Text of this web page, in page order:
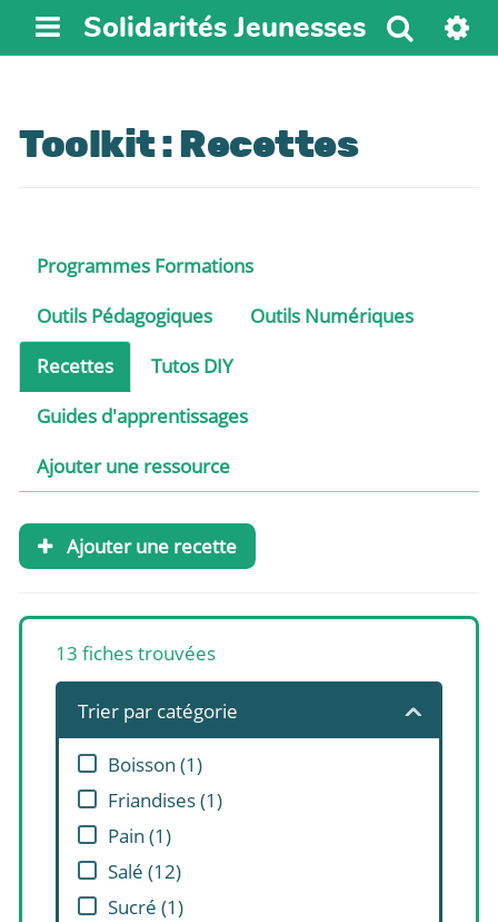
Solidarités Jeunesses
e
Toolkit : Recettes
Programmes Formations
Outils Pédagogiques
Outils Numériques
Recettes
Tutos DIY
Guides d'apprentissages
Ajouter une ressource
Ajouter une recette
13 fiches trouvées
Trier par catégorie
Boisson (1)
Friandises(1)
Pain (1)
Salé (12)
Sucré (1)